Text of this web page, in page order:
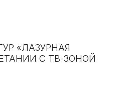
«ЛАЗУРНАЯ
С ТВ-ЗОНОЙ